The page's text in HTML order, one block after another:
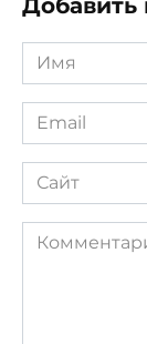
Добавить
Имя
*
Email
*
Сайт
Комментарий